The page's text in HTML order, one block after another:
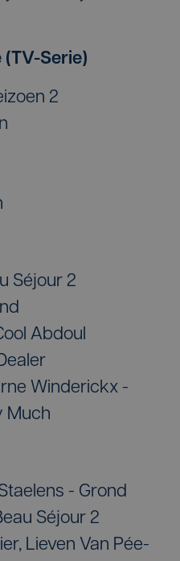
(TV-Serie)
2
Séjour 2
Abdoul
Winderickx -
Much
- Grond
Séjour 2
Lieven Van Pée-